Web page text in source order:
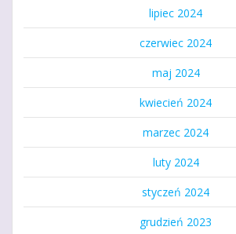
lipiec 2024
czerwiec 2024
maj 2024
kwiecień 2024
marzec 2024
luty 2024
styczeń 2024
grudzień 2023